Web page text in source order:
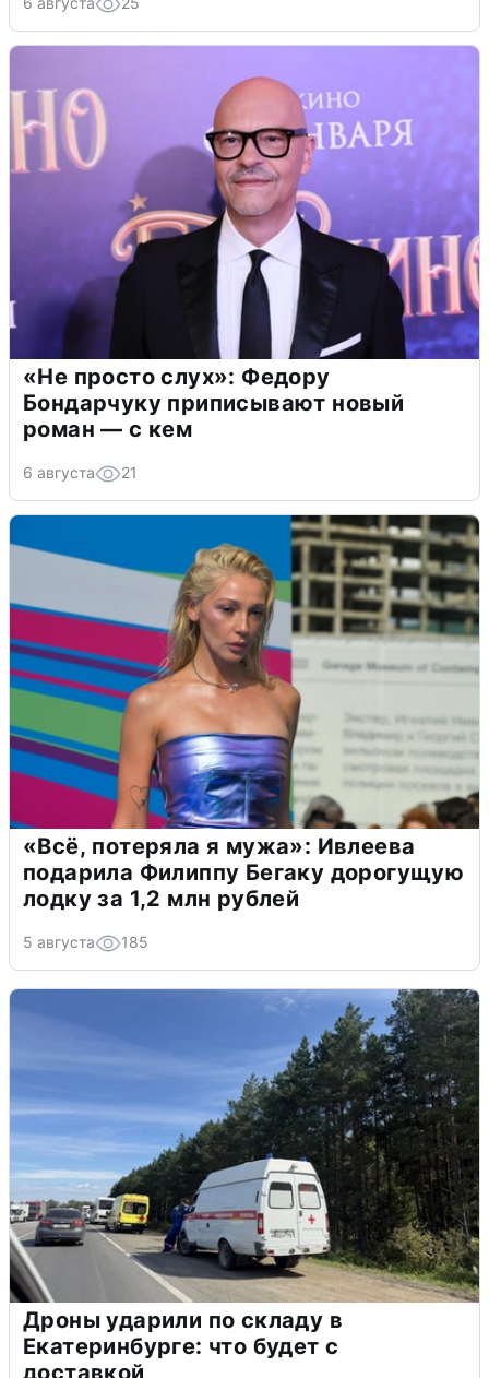
«Не просто слух»: Федору
Бондарчуку приписывают новый
роман — с кем
6 августа 21
«Всё, потеряла я мужа»: Ивлеева
подарила Филиппу Бегаку дорогущую
лодку за 1,2 млн рублей
5 августа 185
Дроны ударили по складу в
Екатеринбурге: что будет с
доставкой